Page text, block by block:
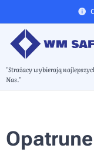
"Strażacy wybierają
Nas."